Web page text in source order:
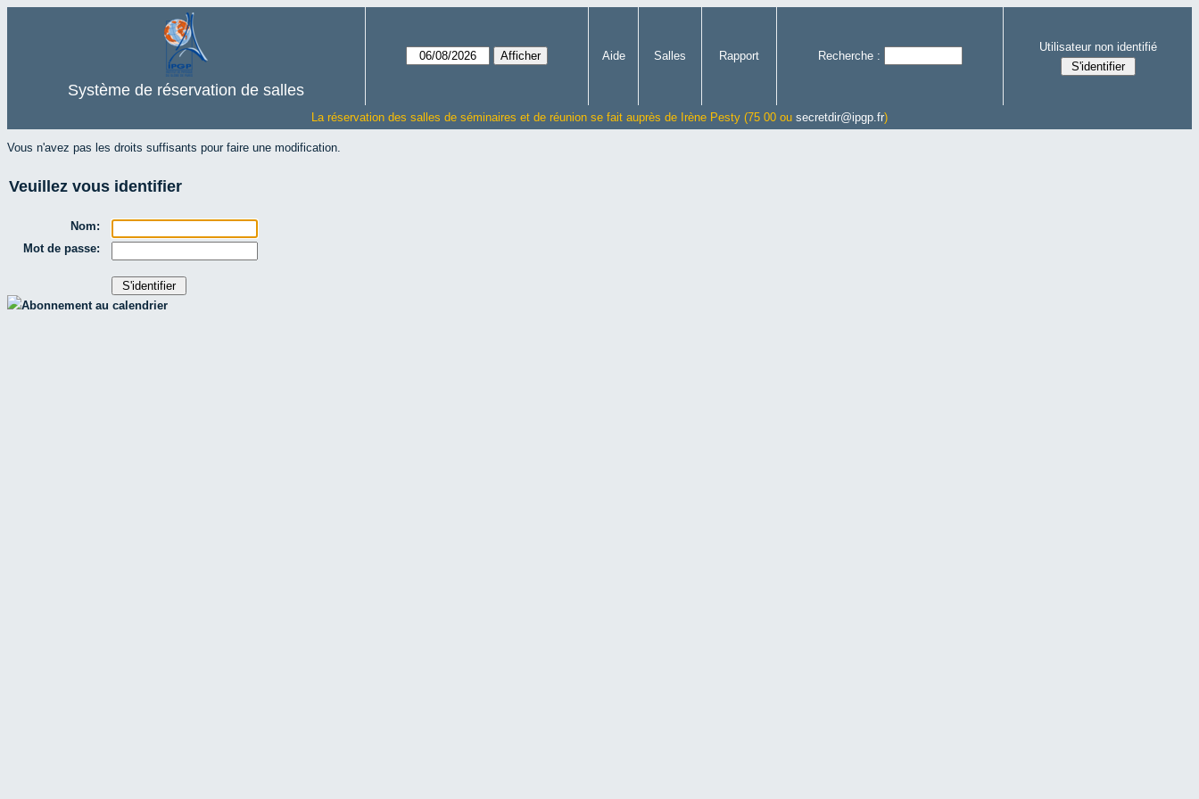
Système de réservation de salles
Aide Salles Rapport Recherche :
Utilisateur non identifié
La réservation des salles de séminaires et de réunion se fait auprès de Irène Pesty (75 00 ou secretdir@ipgp.fr)
Vous n'avez pas les droits suffisants pour faire une modification.
Veuillez vous identifier
Nom:
Mot de passe:
Abonnement au calendrier